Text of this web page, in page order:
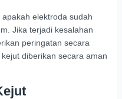
elektroda sudah
Jika terjadi kesalahan
peringatan secara
diberikan secara aman